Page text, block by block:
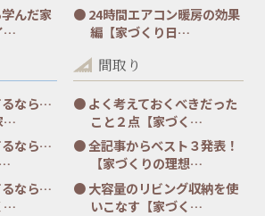
んだ家
…
24時間エアコン暖房の効果
編【家づくり日…
るなら…
…
るなら…
るなら…
…
間取り
よく考えておくべきだった
こと２点【家づく…
全記事からベスト３発表！
【家づくりの理想…
大容量のリビング収納を使
いこなす【家づく…